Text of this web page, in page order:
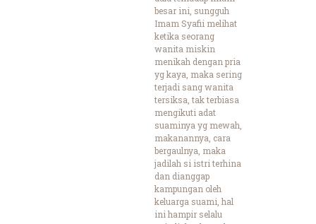
besar ini, sungguh
Imam Syafii melihat
ketika seorang
wanita miskin
menikah dengan pria
yg kaya, maka sering
terjadi sang wanita
tersiksa, tak terbiasa
mengikuti adat
suaminya yg mewah,
makanannya, cara
bergaulnya, maka
jadilah si istri terhina
dan dianggap
kampungan oleh
keluarga suami, hal
ini hampir selalu